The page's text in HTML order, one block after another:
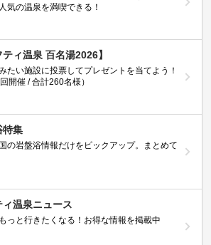
気の温泉を満喫できる！
ティ温泉 百名湯2026】
たい施設に投票してプレゼントを当てよう！
回開催 / 合計260名様）
特集
の岩盤浴情報だけをピックアップ。まとめて
ィ温泉ニュース
っと行きたくなる！お得な情報を掲載中